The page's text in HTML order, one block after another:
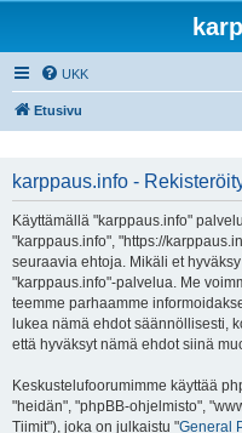
UKK
Etusivu
karppaus.info -
Käyttämällä "karppaus.info"
"karppaus.info", "https://
seuraavia ehtoja. Mikäli et
"karppaus.info"-palvelua. Me
teemme parhaamme
lukea nämä ehdot säännöllisesti,
että hyväksyt nämä ehdot siinä
Keskustelufoorumimme käyttää
"heidän", "phpBB-ohjelmisto",
Tiimit"), joka on julkaistu "General